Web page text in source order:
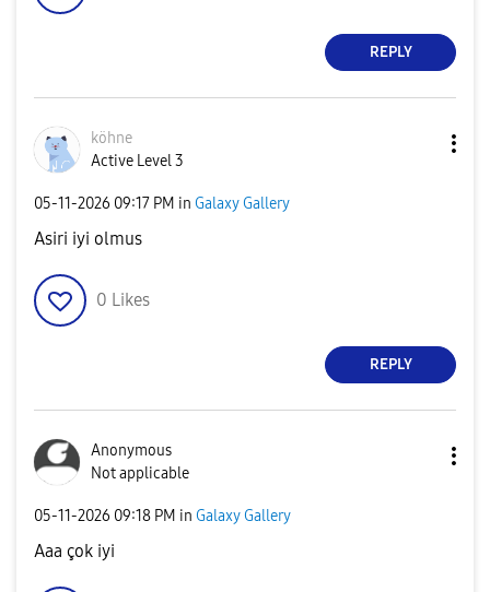
REPLY
köhne
Active Level 3
‎05-11-2026 09:17 PM in Galaxy Gallery
Asiri iyi olmus
0 Likes
REPLY
Anonymous
Not applicable
‎05-11-2026 09:18 PM in Galaxy Gallery
Aaa çok iyi